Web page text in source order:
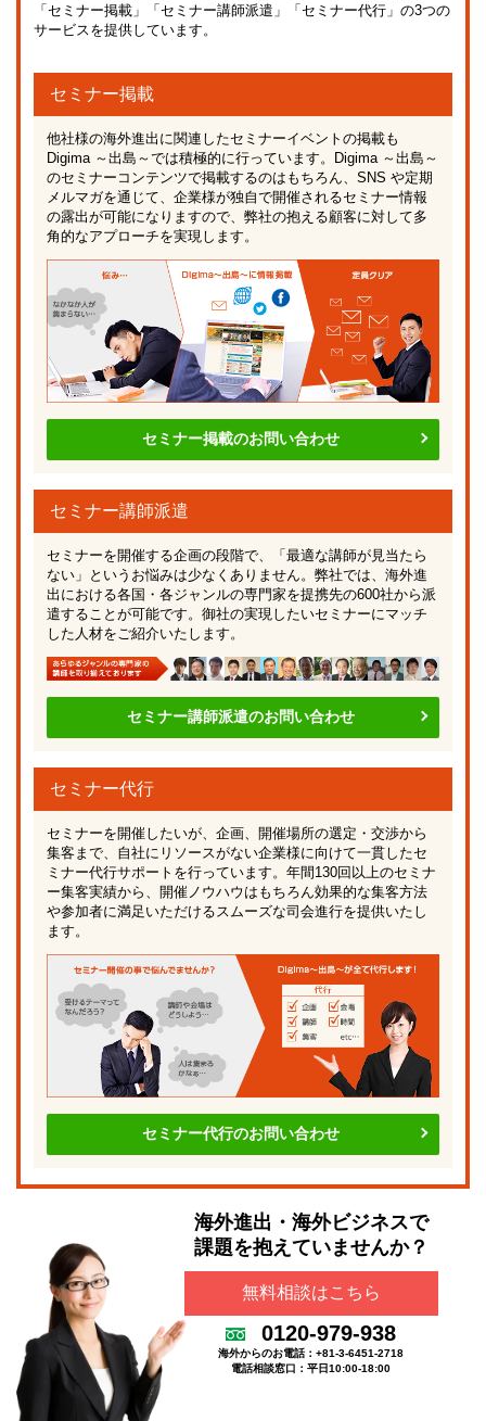
「セミナー掲載」「セミナー講師派遣」「セミナー代行」の3つの
サービスを提供しています。
セミナー掲載
他社様の海外進出に関連したセミナーイベントの掲載も
Digima ～出島～では積極的に行っています。Digima ～出島～
のセミナーコンテンツで掲載するのはもちろん、SNS や定期
メルマガを通じて、企業様が独自で開催されるセミナー情報
の露出が可能になりますので、弊社の抱える顧客に対して多
角的なアプローチを実現します。
セミナー掲載のお問い合わせ
セミナー講師派遣
セミナーを開催する企画の段階で、「最適な講師が見当たら
ない」というお悩みは少なくありません。弊社では、海外進
出における各国・各ジャンルの専門家を提携先の600社から派
遣することが可能です。御社の実現したいセミナーにマッチ
した人材をご紹介いたします。
セミナー講師派遣のお問い合わせ
セミナー代行
セミナーを開催したいが、企画、開催場所の選定・交渉から
集客まで、自社にリソースがない企業様に向けて一貫したセ
ミナー代行サポートを行っています。年間130回以上のセミナ
ー集客実績から、開催ノウハウはもちろん効果的な集客方法
や参加者に満足いただけるスムーズな司会進行を提供いたし
ます。
セミナー代行のお問い合わせ
海外進出・海外ビジネスで
課題を抱えていませんか？
無料相談はこちら
0120-979-938
海外からのお電話：+81-3-6451-2718
電話相談窓口：平日10:00-18:00